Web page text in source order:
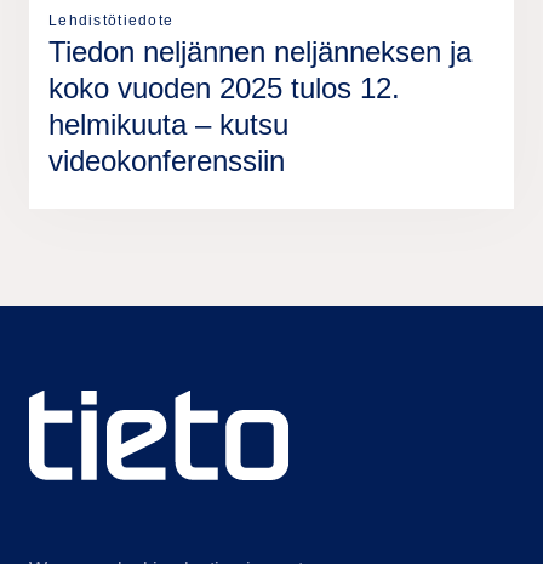
Lehdistötiedote
Tiedon neljännen neljänneksen ja
koko vuoden 2025 tulos 12.
helmikuuta – kutsu
videokonferenssiin